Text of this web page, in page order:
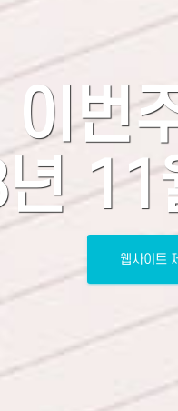
이번
11
웹사이트